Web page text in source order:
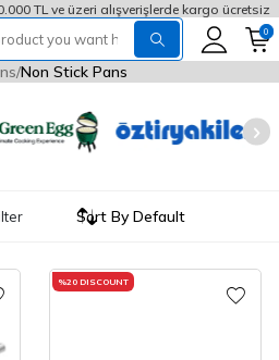
TL ve üzeri alışverişlerde kargo ücretsiz
0
Non Stick Pans
%20 DISCOUNT